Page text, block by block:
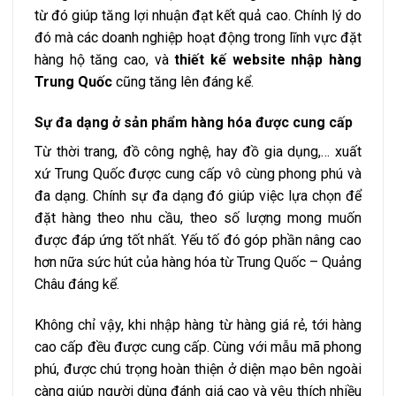
từ đó giúp tăng lợi nhuận đạt kết quả cao. Chính lý do
đó mà các doanh nghiệp hoạt động trong lĩnh vực đặt
hàng hộ tăng cao, vàthiết kế website nhập hàng
Trung Quốc cũng tăng lên đáng kể.
Sự đa dạng ở sản phẩm hàng hóa được cung cấp
Từ thời trang, đồ công nghệ, hay đồ gia dụng,… xuất
xứ Trung Quốc được cung cấp vô cùng phong phú và
đa dạng. Chính sự đa dạng đó giúp việc lựa chọn để
đặt hàng theo nhu cầu, theo số lượng mong muốn
được đáp ứng tốt nhất. Yếu tố đó góp phần nâng cao
hơn nữa sức hút của hàng hóa từ Trung Quốc – Quảng
Châu đáng kể.
Không chỉ vậy, khi nhập hàng từ hàng giá rẻ, tới hàng
cao cấp đều được cung cấp. Cùng với mẫu mã phong
phú, được chú trọng hoàn thiện ở diện mạo bên ngoài
càng giúp người dùng đánh giá cao và yêu thích nhiều